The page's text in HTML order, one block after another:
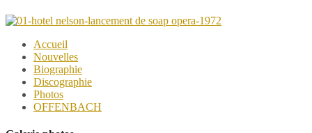
Accueil
Nouvelles
Biographie
Discographie
Photos
OFFENBACH